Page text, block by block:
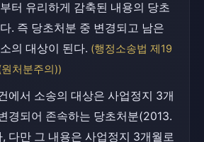
터 유리하게 감축된 내용의 당초
. 즉 당초처분 중 변경되고 남은
의 대상이 된다. (행정소송법 제19
처분주의))
에서 소송의 대상은 사업정지 3개
경되어 존속하는 당초처분(2013.
, 다만 그 내용은 사업정지 3개월로